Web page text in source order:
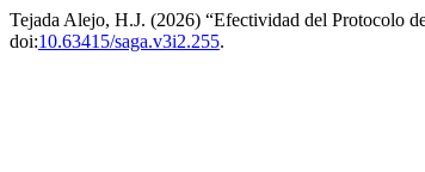
Tejada Alejo, H.J. (2026) “Efectividad del Protocolo
doi:10.63415/saga.v3i2.255.